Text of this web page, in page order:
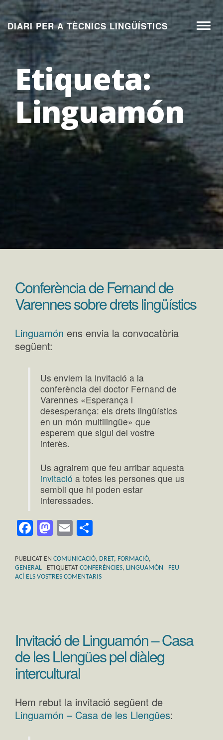
Aneu
al
contingut
DIARI PER A TÈCNICS LINGÜÍSTICS
Etiqueta:
Linguamón
Conferència de Fernand de
Varennes sobre drets lingüístics
Linguamón ens envia la convocatòria
següent:
Us enviem la invitació a la
conferència del doctor Fernand de
Varennes «Esperança i
desesperança: els drets lingüístics
en un món multilingüe» que
esperem que sigui del vostre
interès.
Us agrairem que feu arribar aquesta
invitació a totes les persones que us
sembli que hi poden estar
interessades.
Facebook
Mastodon
Email
PUBLICAT EN COMUNICACIÓ, DRET, FORMACIÓ,
GENERAL
ETIQUETAT CONFERÈNCIES, LINGUAMÓN
FEU
ACÍ ELS VOSTRES COMENTARIS
Invitació de Linguamón – Casa
de les Llengües pel diàleg
intercultural
Hem rebut la invitació següent de
Linguamón – Casa de les Llengües: